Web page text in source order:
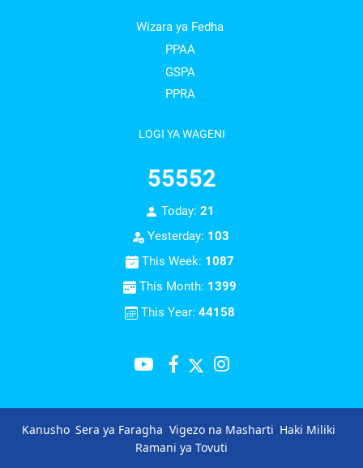
Wizara ya Fedha
PPAA
GSPA
PPRA
LOGI YA WAGENI
55552
Today:21
Yesterday: 103
This Week: 1087
This Month: 1399
This Year:44158
Kanusho Sera ya Faragha Vigezo na Masharti Haki Miliki
Ramani ya Tovuti